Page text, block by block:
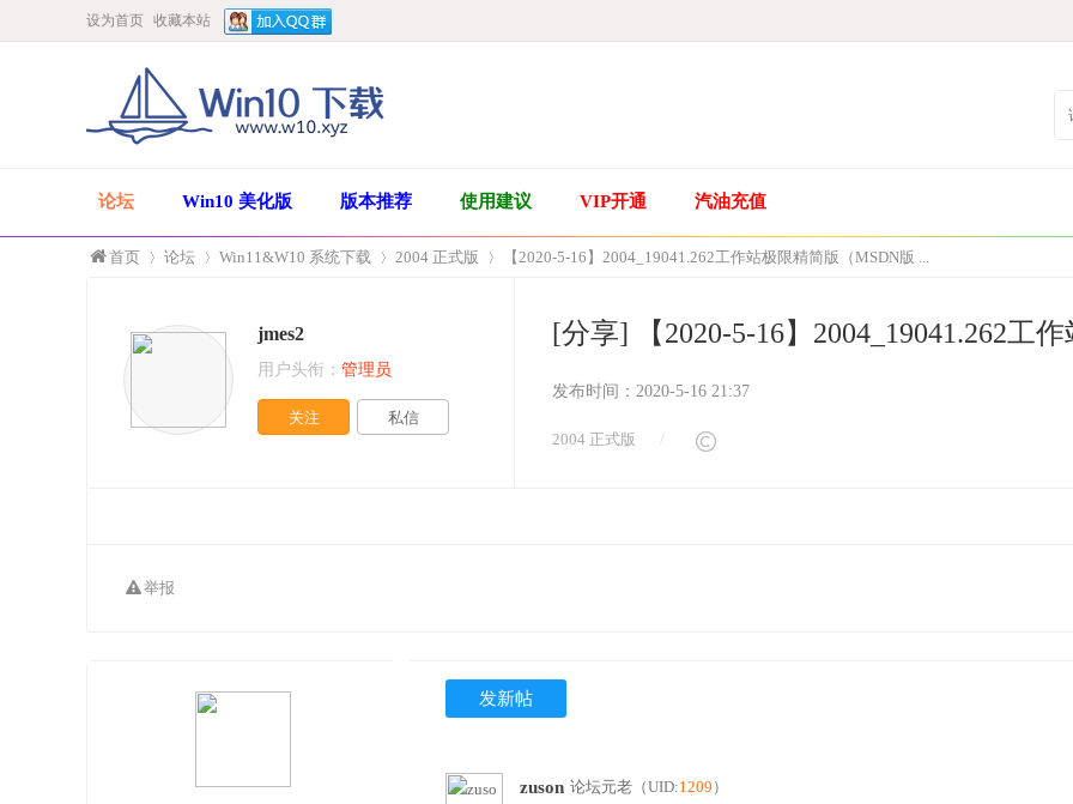
设为首页 收藏本站
论坛 Win10 美化版 版本推荐 使用建议 VIP开通 汽油充值
首页
»
论坛 Win11&W10 系统下载
›
2004 正式版 【2020-5-16】2004_19041.262工作站极限精简版（MSDN版 ...
[分享] 【2020-5-16】2004_19041.262工
发布时间： 2020-5-16 21:37
2004 正式版 /
jmes2
用户头衔： 管理员
关注 私信
举报
发新帖
zuson 论坛元老 （UID:1209 ）